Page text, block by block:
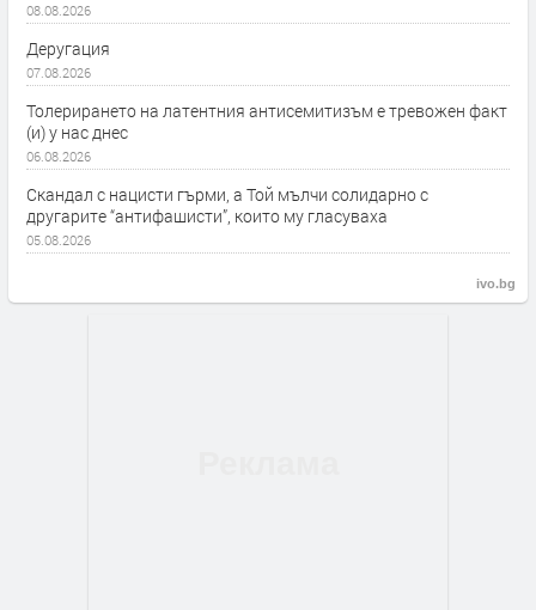
08.08.2026
Деругация
07.08.2026
Толерирането на латентния антисемитизъм е тревожен факт
(и) у нас днес
06.08.2026
Скандал с нацисти гърми, а Той мълчи солидарно с
другарите “антифашисти”, които му гласуваха
05.08.2026
ivo.bg